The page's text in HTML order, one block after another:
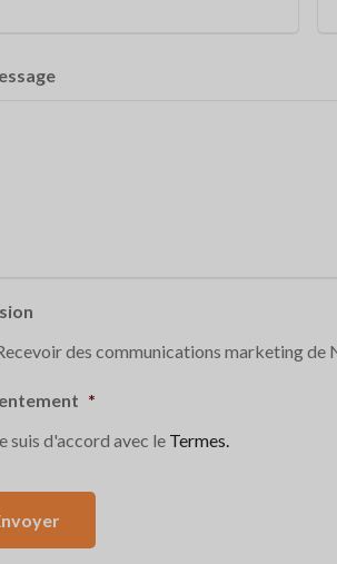
des communications marketing de
*
suis d'accord avec le Termes.